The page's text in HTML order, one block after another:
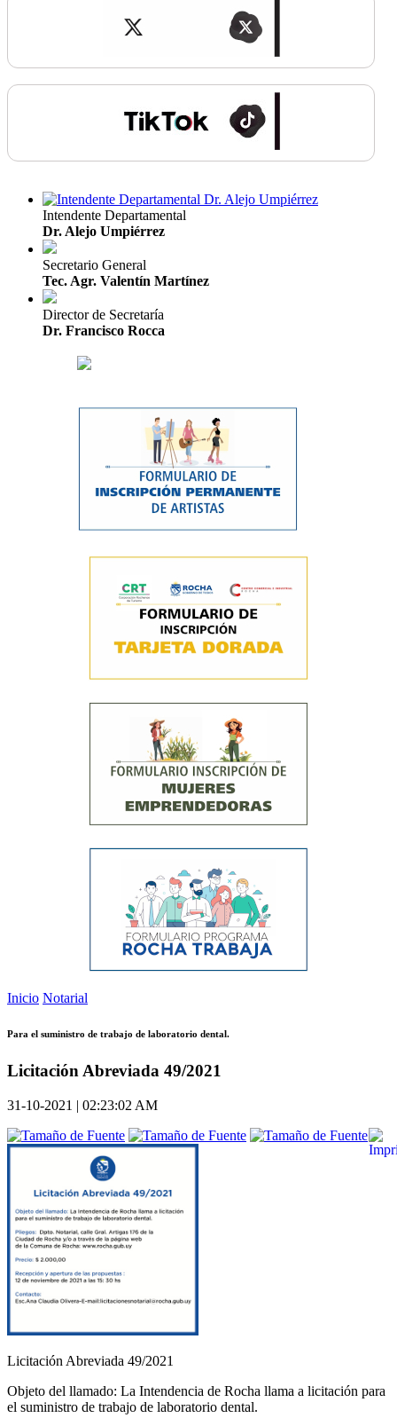
Intendente Departamental
Dr. Alejo Umpiérrez
Secretario General
Tec. Agr. Valentín Martínez
Director de Secretaría
Dr. Francisco Rocca
Inicio Notarial
Para el suministro de trabajo de laboratorio dental.
Licitación Abreviada 49/2021
31-10-2021 | 02:23:02 AM
Licitación Abreviada 49/2021
Objeto del llamado: La Intendencia de Rocha llama a licitación para
el suministro de trabajo de laboratorio dental.